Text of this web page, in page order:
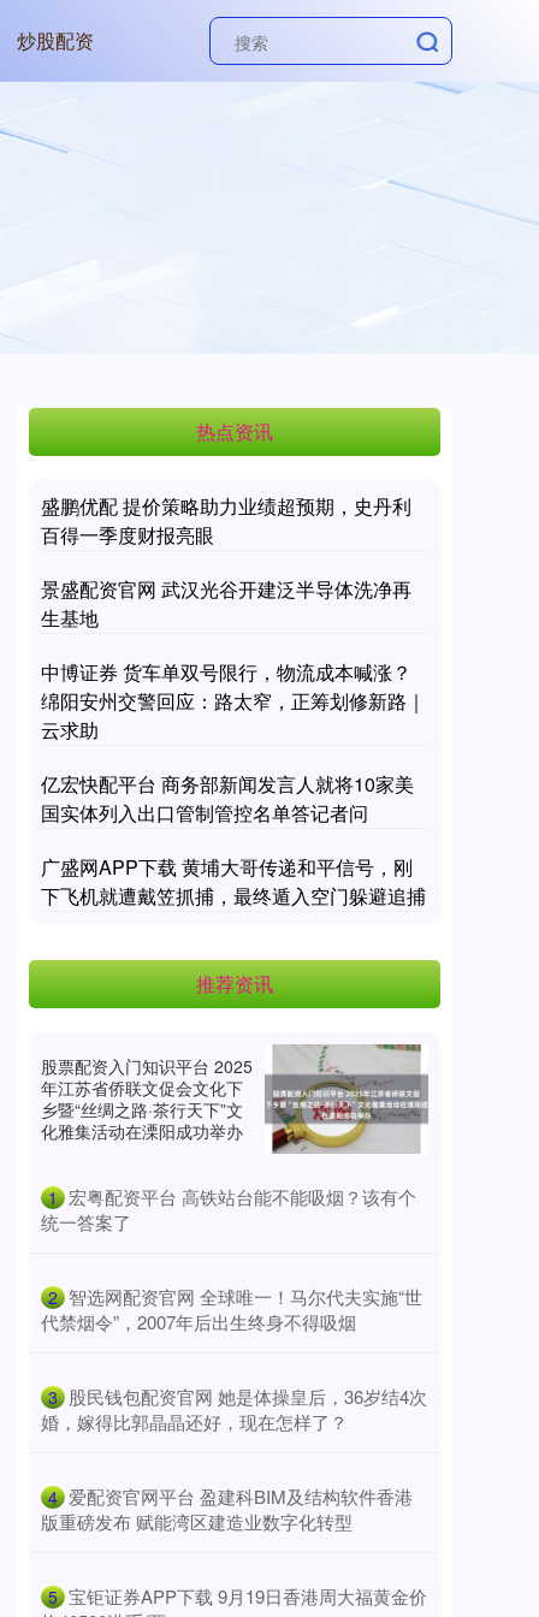
炒股配资
热点资讯
盛鹏优配 提价策略助力业绩超预期，史丹利
百得一季度财报亮眼
景盛配资官网 武汉光谷开建泛半导体洗净再
生基地
中博证券 货车单双号限行，物流成本喊涨？
绵阳安州交警回应：路太窄，正筹划修新路｜
云求助
亿宏快配平台 商务部新闻发言人就将10家美
国实体列入出口管制管控名单答记者问
广盛网APP下载 黄埔大哥传递和平信号，刚
下飞机就遭戴笠抓捕，最终遁入空门躲避追捕
推荐资讯
股票配资入门知识平台 2025
年江苏省侨联文促会文化下
乡暨“丝绸之路·茶行天下”文
化雅集活动在溧阳成功举办
1 ​宏粤配资平台 高铁站台能不能吸烟？该有个
统一答案了
2 ​智选网配资官网 全球唯一！马尔代夫实施“世
代禁烟令”，2007年后出生终身不得吸烟
3 ​股民钱包配资官网 她是体操皇后，36岁结4次
婚，嫁得比郭晶晶还好，现在怎样了？
4 ​爱配资官网平台 盈建科BIM及结构软件香港
版重磅发布 赋能湾区建造业数字化转型
5 ​宝钜证券APP下载 9月19日香港周大福黄金价